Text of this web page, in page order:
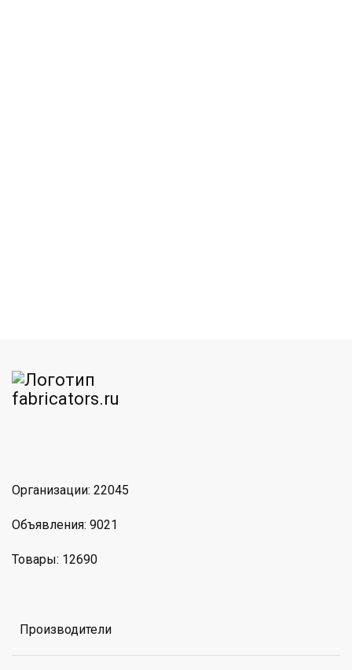
Организации: 22045
Объявления: 9021
Товары: 12690
Производители